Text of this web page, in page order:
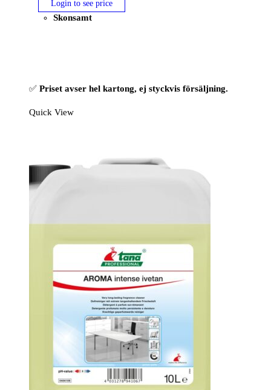
Login to see price
Skonsamt
✅ Priset avser hel kartong, ej styckvis försäljning.
Quick View